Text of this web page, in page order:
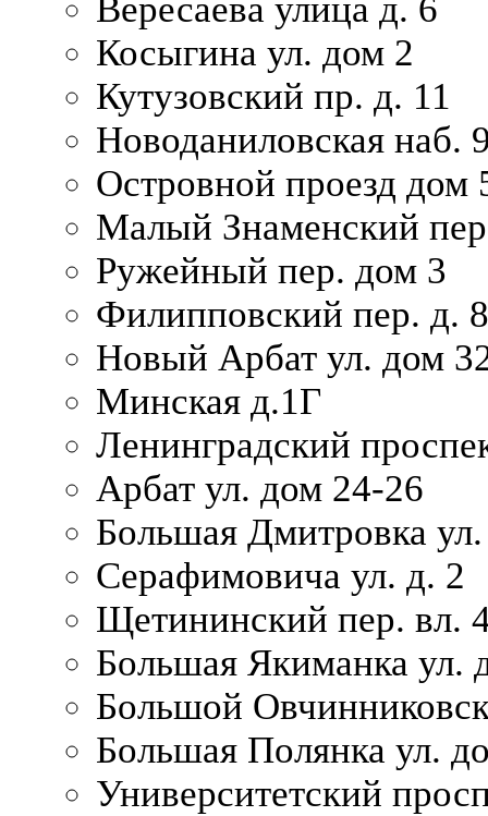
Вересаева улица д. 6
Косыгина ул. дом 2
Кутузовский пр. д. 11
Новоданиловская наб.
Островной проезд дом
Малый Знаменский
Ружейный пер. дом 3
Филипповский пер. д. 8
Новый Арбат ул. дом
Минская д.1Г
Ленинградский
Арбат ул. дом 24-26
Большая Дмитровка
Серафимовича ул. д. 2
Щетининский пер. вл.
Большая Якиманка ул.
Большой
Большая Полянка ул.
Университетский